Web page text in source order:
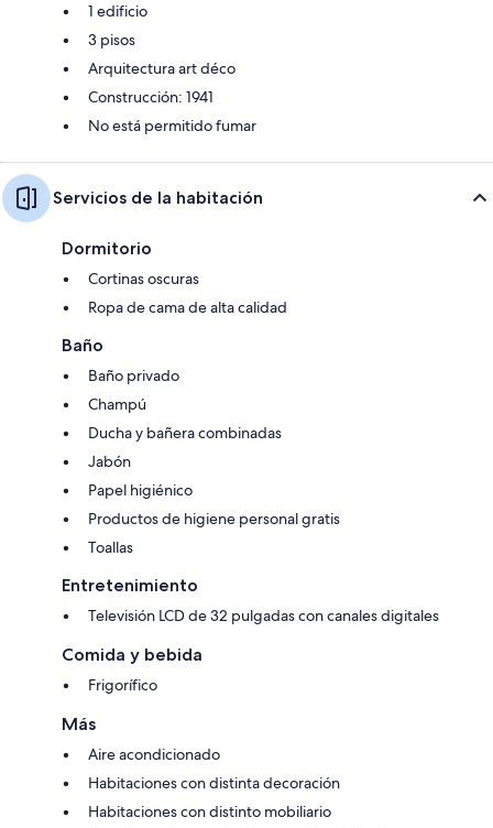
1 edificio
3 pisos
Arquitectura art déco
Construcción: 1941
No está permitido fumar
Servicios de la habitación
Dormitorio
Cortinas oscuras
Ropa de cama de alta calidad
Baño
Baño privado
Champú
Ducha y bañera combinadas
Jabón
Papel higiénico
Productos de higiene personal gratis
Toallas
Entretenimiento
Televisión LCD de 32 pulgadas con canales digitales
Comida y bebida
Frigorífico
Más
Aire acondicionado
Habitaciones con distinta decoración
Habitaciones con distinto mobiliario